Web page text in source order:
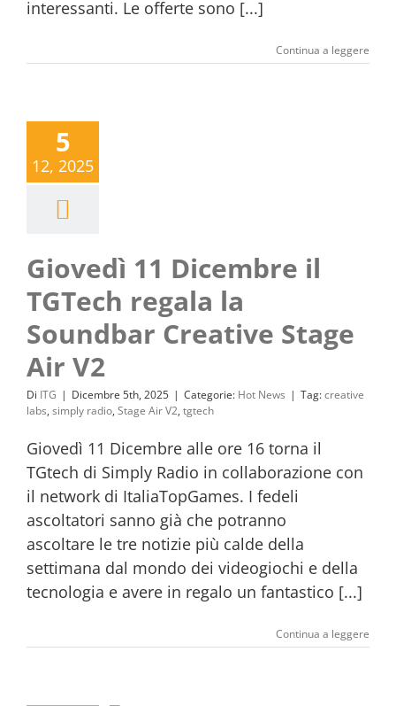
interessanti. Le offerte sono [...]
Continua a leggere
5
12, 2025
Giovedì 11 Dicembre il
TGTech regala la
Soundbar Creative Stage
Air V2
Di ITG | Dicembre 5th, 2025 | Categorie: Hot News | Tag:creative
labs, simply radio, Stage Air V2, tgtech
Giovedì 11 Dicembre alle ore 16 torna il
TGtech di Simply Radio in collaborazione con
il network di ItaliaTopGames. I fedeli
ascoltatori sanno già che potranno
ascoltare le tre notizie più calde della
settimana dal mondo dei videogiochi e della
tecnologia e avere in regalo un fantastico [...]
Continua a leggere